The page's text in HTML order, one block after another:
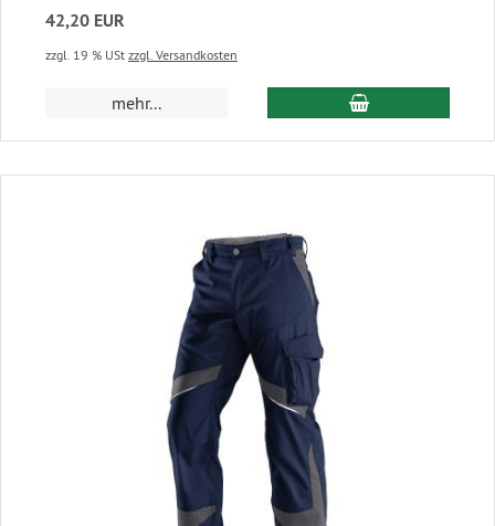
42,20 EUR
zzgl. 19 % USt zzgl. Versandkosten
mehr... In den